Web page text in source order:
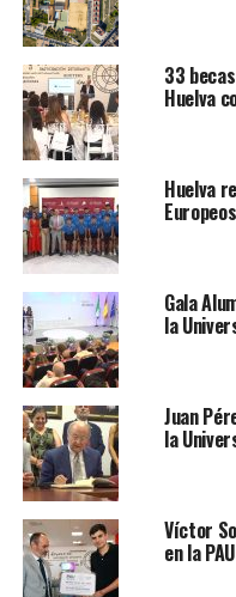
33
Huelva
Huelva
Gala
la
Juan
la
Víctor
en la